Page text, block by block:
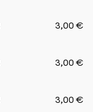
3,00 €
3,00 €
3,00 €